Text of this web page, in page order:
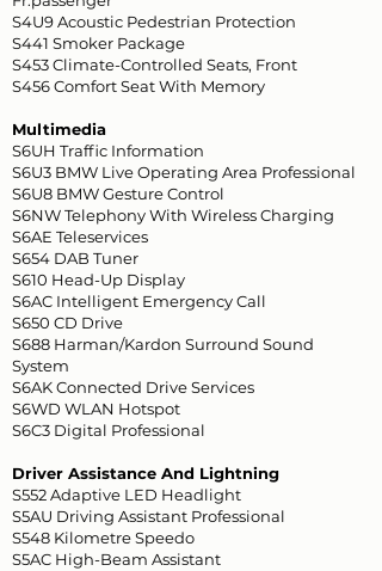
S4U9 Acoustic Pedestrian Protection
S441 Smoker Package
S453 Climate-Controlled Seats, Front
S456 Comfort Seat With Memory
Multimedia
S6UH Traffic Information
S6U3 BMW Live Operating Area Professional
S6U8 BMW Gesture Control
S6NW Telephony With Wireless Charging
S6AE Teleservices
S654 DAB Tuner
S610 Head-Up Display
S6AC Intelligent Emergency Call
S650 CD Drive
S688 Harman/Kardon Surround Sound
System
S6AK Connected Drive Services
S6WD WLAN Hotspot
S6C3 Digital Professional
Driver Assistance And Lightning
S552 Adaptive LED Headlight
S5AU Driving Assistant Professional
S548 Kilometre Speedo
S5AC High-Beam Assistant